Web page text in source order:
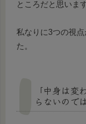
ところだと思います
私なりに3つの視
た。
「中身は
らないので